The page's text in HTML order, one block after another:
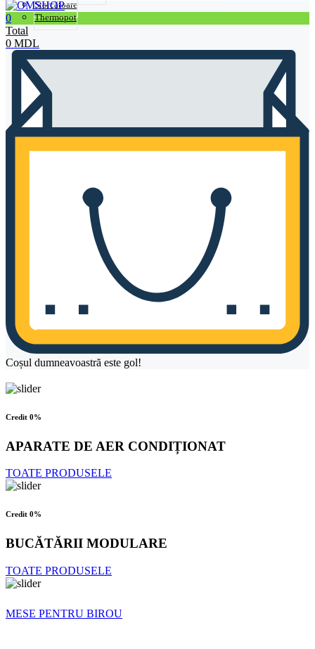
Storcătoare
Thermopot
0
Total
0 MDL
Coșul dumneavoastră este gol!
Credit 0%
APARATE DE AER CONDIȚIONAT
TOATE PRODUSELE
Credit 0%
BUCĂTĂRII MODULARE
TOATE PRODUSELE
MESE PENTRU BIROU